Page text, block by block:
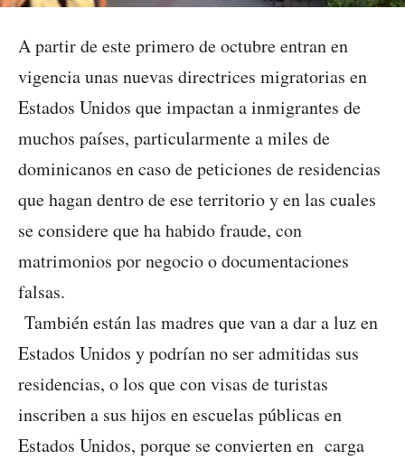
A partir de este primero de octubre entran en
vigencia unas nuevas directrices migratorias en
Estados Unidos que impactan a inmigrantes de
muchos países, particularmente a miles de
dominicanos en caso de peticiones de residencias
que hagan dentro de ese territorio y en las cuales
se considere que ha habido fraude, con
matrimonios por negocio o documentaciones
falsas.
También están las madres que van a dar a luz en
Estados Unidos y podrían no ser admitidas sus
residencias, o los que con visas de turistas
inscriben a sus hijos en escuelas públicas en
Estados Unidos, porque se convierten en carga